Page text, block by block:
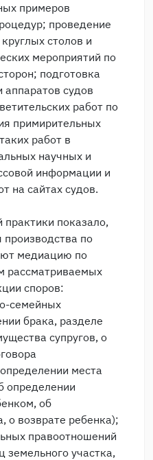
примеров
проведение
столов и
мероприятий по
подготовка
судов
работ по
примирительных
работ в
научных и
информации и
на сайтах судов.
показало,
по
медиацию по
рассматриваемых
споров:
семейных
брака, разделе
супругов, о
места
определении
об
о возврате ребенка);
правоотношений
земельного участка,